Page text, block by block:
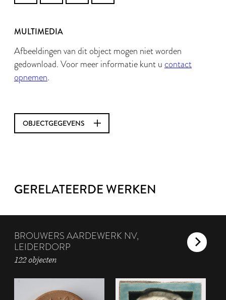
MULTIMEDIA
Afbeeldingen van dit object mogen niet worden
gedownload. Voor meer informatie kunt u contact
opnemen.
OBJECTGEGEVENS
GERELATEERDE WERKEN
BROUWERS AARDEWERK NV,
LEIDERDORP
122 objecten